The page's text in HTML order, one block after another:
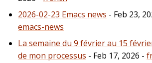
2026-02-23 Emacs news - Feb 23,
emacs-news
La semaine du 9 février au 15
de mon processus - Feb 17, 2026 -